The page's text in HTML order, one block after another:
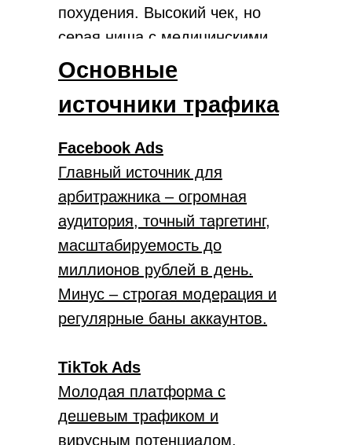
похудения. Высокий чек, но
серая ниша с медицинскими
заявлениями. Работа через
белые ленды и прелендинги.
Основные
источники трафика
Facebook Ads
Главный источник для
арбитражника – огромная
аудитория, точный таргетинг,
масштабируемость до
миллионов рублей в день.
Минус – строгая модерация и
регулярные баны аккаунтов.
TikTok Ads
Молодая платформа с
дешевым трафиком и
вирусным потенциалом.